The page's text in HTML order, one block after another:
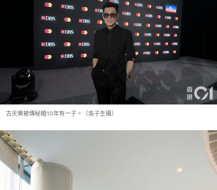
古天樂被傳秘婚10年有一子。（吳子生攝）